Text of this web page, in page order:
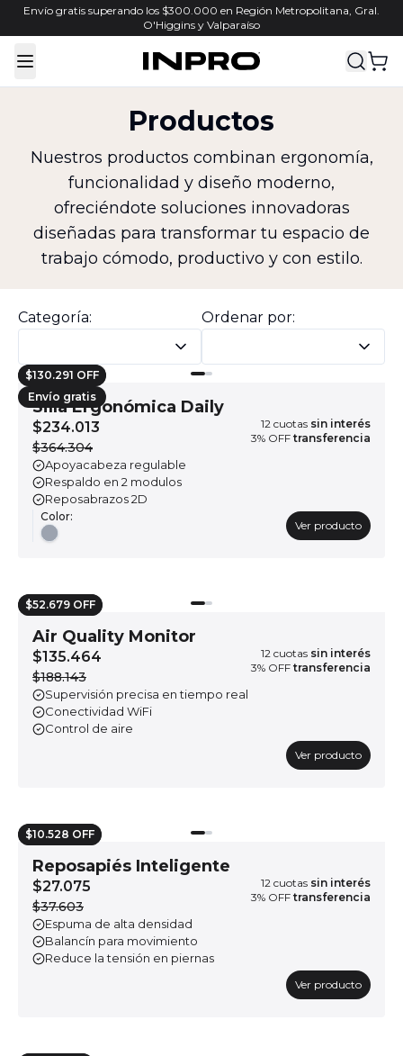
Envío gratis superando los $300.000 en Región Metropolitana, Gral.
O'Higgins y Valparaíso
Toggle Menu
Productos
Nuestros productos combinan ergonomía,
funcionalidad y diseño moderno,
ofreciéndote soluciones innovadoras
diseñadas para transformar tu espacio de
trabajo cómodo, productivo y con estilo.
Categoría: Ordenar por:
$130.291 OFF
Envío gratis
Silla Ergonómica Daily
$234.013
$364.304
12 cuotas sin interés
3% OFF transferencia
Apoyacabeza regulable
Respaldo en 2 modulos
Reposabrazos 2D
Color:
Ver producto
$52.679 OFF
Air Quality Monitor
$135.464
$188.143
12 cuotas sin interés
3% OFF transferencia
Supervisión precisa en tiempo real
Conectividad WiFi
Control de aire
Ver producto
$10.528 OFF
Reposapiés Inteligente
$27.075
$37.603
12 cuotas sin interés
3% OFF transferencia
Espuma de alta densidad
Balancín para movimiento
Reduce la tensión en piernas
Ver producto